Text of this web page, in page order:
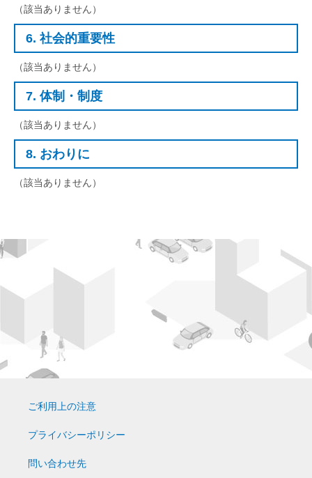
（該当ありません）
6. 社会的重要性
（該当ありません）
7. 体制・制度
（該当ありません）
8. おわりに
（該当ありません）
ご利用上の注意
プライバシーポリシー
問い合わせ先